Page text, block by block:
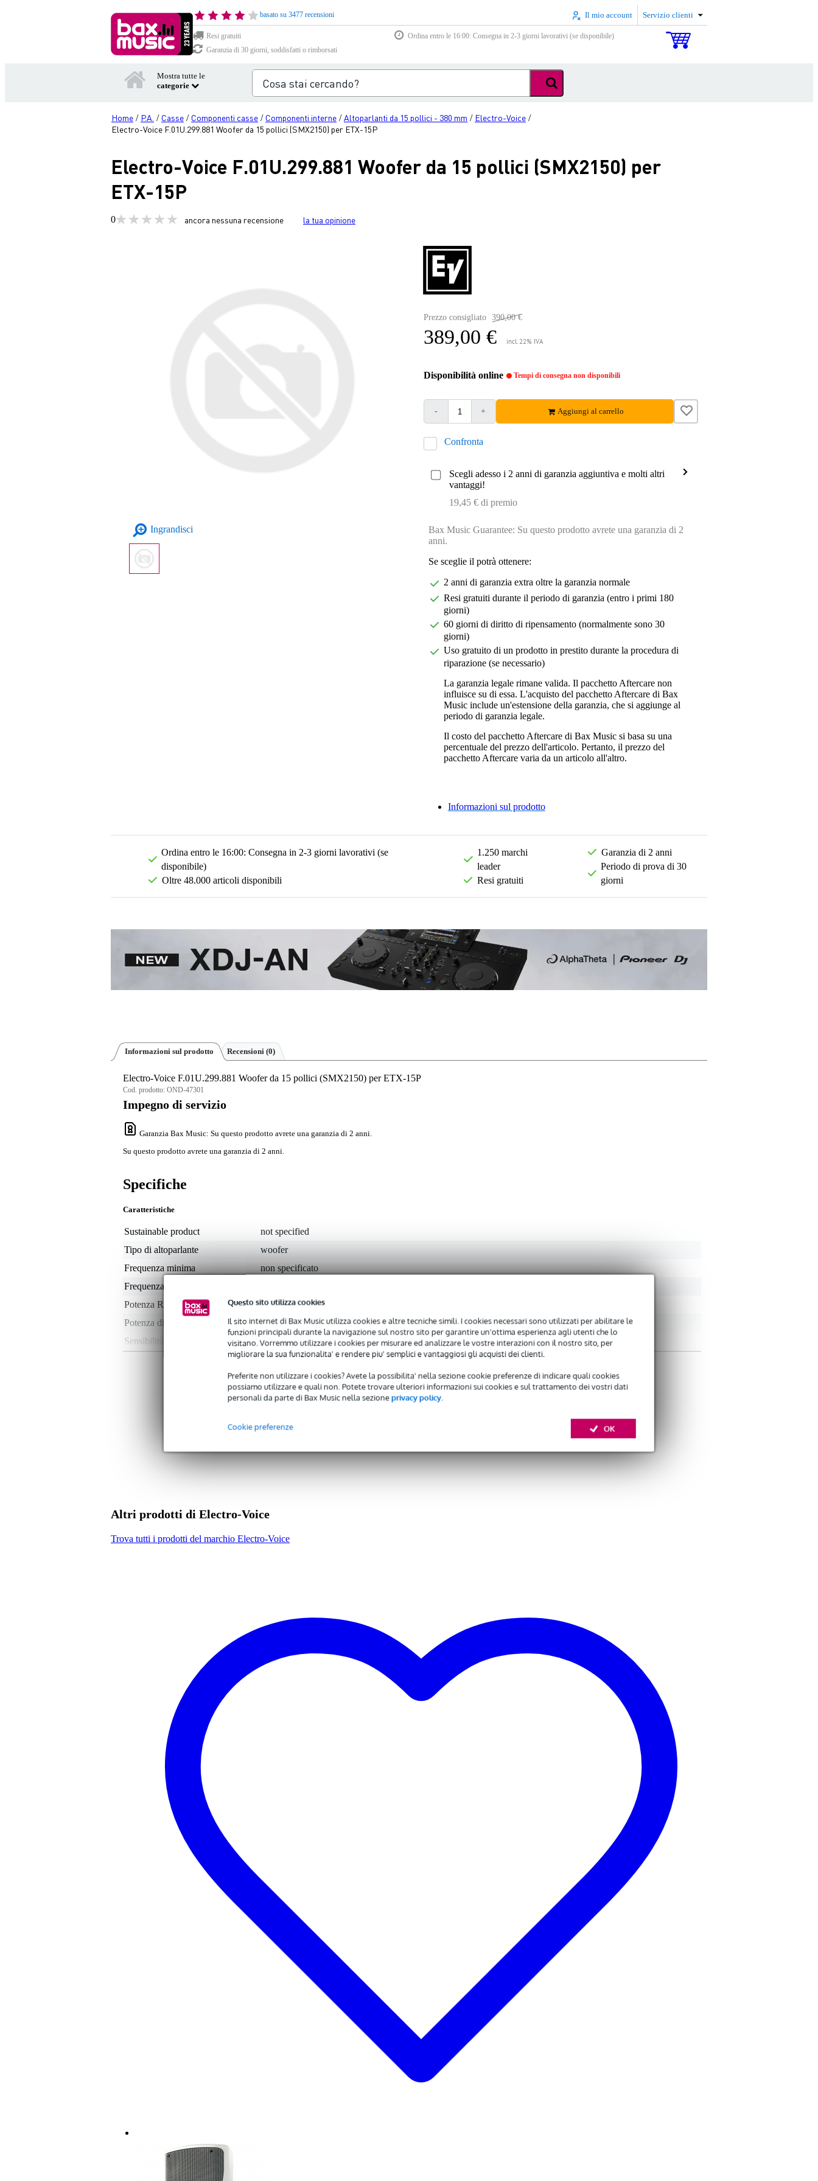
Questo sito utilizza cookies
Il sito internet di Bax Music utilizza cookies e altre tecniche simili. I cookies necessari sono utilizzati per abilitare le
funzioni principali durante la navigazione sul nostro sito per garantire un'ottima esperienza agli utenti che lo
visitano. Vorremmo utilizzare i cookies per misurare ed analizzare le vostre interazioni con il nostro sito, per
migliorare la sua funzionalita' e rendere piu' semplici e vantaggiosi gli acquisti dei clienti.
Preferite non utilizzare i cookies? Avete la possibilita' nella sezione cookie preferenze di indicare quali cookies
possiamo utilizzare e quali non. Potete trovare ulteriori informazioni sui cookies e sul trattamento dei vostri dati
personali da parte di Bax Music nella sezioneprivacy policy.
OK
Cookie preferenze
basato su 3477 recensioni Il mio account Servizio clienti
Resi gratuiti
Ordina entro le 16:00: Consegna in 2-3 giorni lavorativi (se disponibile)
Garanzia di 30 giorni, soddisfatti o rimborsati
Mostra tutte le
categorie
Home / P.A. / Casse / Componenti casse / Componenti interne /Altoparlanti da 15 pollici - 380 mm / Electro-Voice /
Electro-Voice F.01U.299.881 Woofer da 15 pollici (SMX2150) per ETX-15P
Electro-Voice F.01U.299.881 Woofer da 15 pollici (SMX2150) per
ETX-15P
0 ancora nessuna recensione la tua opinione
Ingrandisci
Prezzo consigliato 390,00 €
389,00 € incl. 22% IVA
Disponibilità online Tempi di consegna non disponibili
- + Aggiungi al carrello
Confronta
Scegli adesso i 2 anni di garanzia aggiuntiva e molti altri
vantaggi!
19,45 € di premio
Bax Music Guarantee: Su questo prodotto avrete una garanzia di 2
anni.
Se sceglie il potrà ottenere:
2 anni di garanzia extra oltre la garanzia normale
Resi gratuiti durante il periodo di garanzia (entro i primi 180
giorni)
60 giorni di diritto di ripensamento (normalmente sono 30
giorni)
Uso gratuito di un prodotto in prestito durante la procedura di
riparazione (se necessario)
La garanzia legale rimane valida. Il pacchetto Aftercare non
influisce su di essa. L'acquisto del pacchetto Aftercare di Bax
Music include un'estensione della garanzia, che si aggiunge al
periodo di garanzia legale.
Il costo del pacchetto Aftercare di Bax Music si basa su una
percentuale del prezzo dell'articolo. Pertanto, il prezzo del
pacchetto Aftercare varia da un articolo all'altro.
Informazioni sul prodotto
Ordina entro le 16:00: Consegna in 2-3 giorni lavorativi (se
disponibile)
Oltre 48.000 articoli disponibili
1.250 marchi
leader
Resi gratuiti
Garanzia di 2 anni
Periodo di prova di 30
giorni
Informazioni sul prodotto Recensioni (0)
Electro-Voice F.01U.299.881 Woofer da 15 pollici (SMX2150) per ETX-15P
Cod. prodotto: OND-47301
Impegno di servizio
Garanzia Bax Music: Su questo prodotto avrete una garanzia di 2 anni.
Su questo prodotto avrete una garanzia di 2 anni.
Specifiche
Caratteristiche
Sustainable product
not specified
Tipo di altoparlante
woofer
Frequenza minima
non specificato
Frequenza massima
Potenza RMS
not specified
Potenza di picco in watt
non specificato
Sensibilità
non specificato
Impedenza nominale
non specificato
non specificato
non specificato
Altri prodotti di Electro-Voice
Trova tutti i prodotti del marchio Electro-Voice